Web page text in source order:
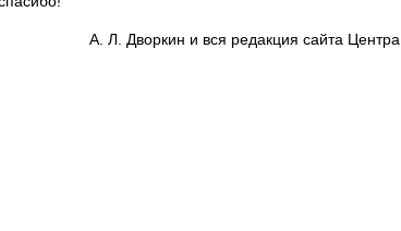
А. Л. Дворкин и вся редакция сайта